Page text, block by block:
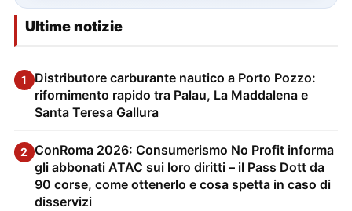
Ultime notizie
1
Distributore carburante nautico a Porto Pozzo:
rifornimento rapido tra Palau, La Maddalena e
Santa Teresa Gallura
2 ConRoma 2026: Consumerismo No Profit informa
gli abbonati ATAC sui loro diritti – il Pass Dott da
90 corse, come ottenerlo e cosa spetta in caso di
disservizi